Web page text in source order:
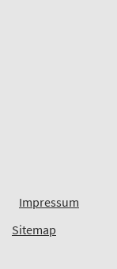
Impressum
Sitemap